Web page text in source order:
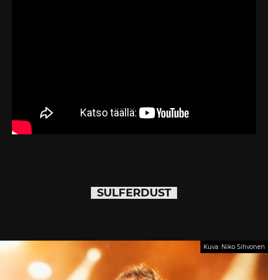
SULFERDUST
Kuva: Niko Sihvonen